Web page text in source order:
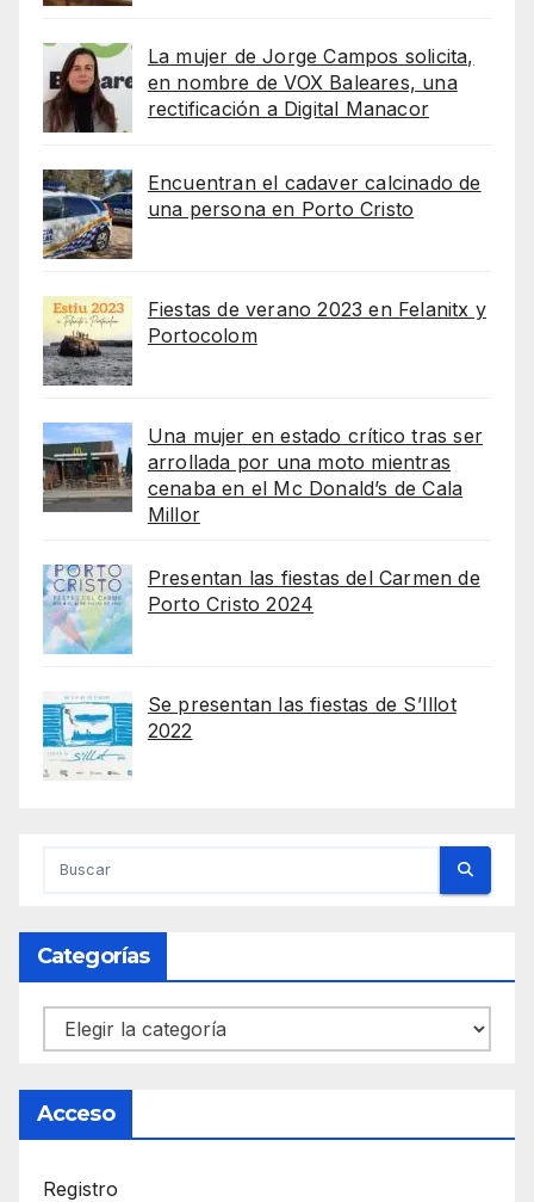
La mujer de Jorge Campos solicita,
en nombre de VOX Baleares, una
rectificación a Digital Manacor
Encuentran el cadaver calcinado de
una persona en Porto Cristo
Fiestas de verano 2023 en Felanitx y
Portocolom
Una mujer en estado crítico tras ser
arrollada por una moto mientras
cenaba en el Mc Donald’s de Cala
Millor
Presentan las fiestas del Carmen de
Porto Cristo 2024
Se presentan las fiestas de S’Illot
2022
Categorías
Categorías
Acceso
Registro